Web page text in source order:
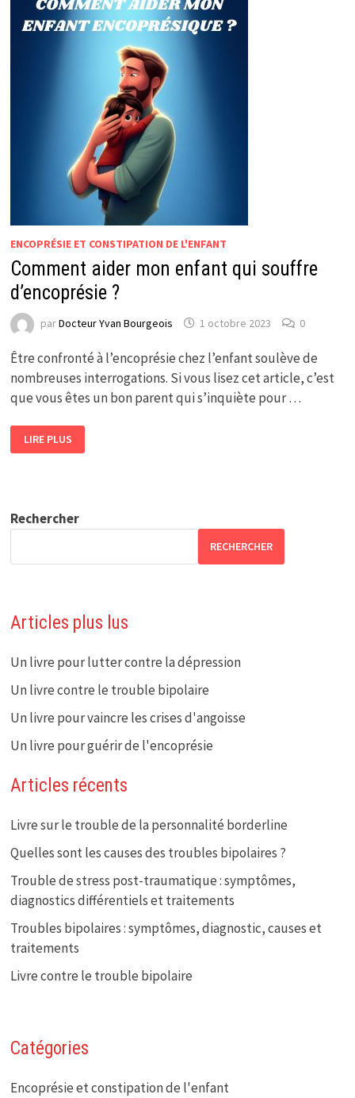
ENCOPRÉSIE ET CONSTIPATION DE L'ENFANT
Comment aider mon enfant qui souffre
d’encoprésie ?
parDocteur Yvan Bourgeois 1 octobre 2023 0
Être confronté à l’encoprésie chez l’enfant soulève de
nombreuses interrogations. Si vous lisez cet article, c’est
que vous êtes un bon parent qui s’inquiète pour …
COMMENT
AIDER
MON
LIRE PLUS
Rechercher
RECHERCHER
Articles plus lus
Un livre pour lutter contre la dépression
Un livre contre le trouble bipolaire
Un livre pour vaincre les crises d'angoisse
Un livre pour guérir de l'encoprésie
Articles récents
Livre sur le trouble de la personnalité borderline
Quelles sont les causes des troubles bipolaires ?
Trouble de stress post-traumatique : symptômes,
diagnostics différentiels et traitements
Troubles bipolaires : symptômes, diagnostic, causes et
traitements
Livre contre le trouble bipolaire
Catégories
Encoprésie et constipation de l'enfant